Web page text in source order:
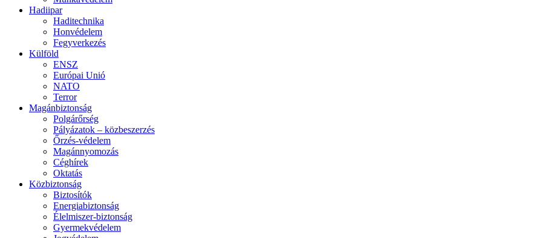
Hadiipar
Haditechnika
Honvédelem
Fegyverkezés
Külföld
ENSZ
Európai Unió
NATO
Terror
Magánbiztonság
Polgárőrség
Pályázatok – közbeszerzés
Őrzés-védelem
Magánnyomozás
Céghírek
Oktatás
Közbiztonság
Biztosítók
Energiabiztonság
Élelmiszer-biztonság
Gyermekvédelem